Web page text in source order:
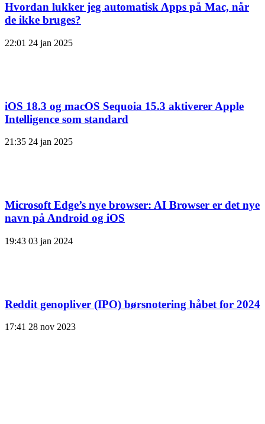
Hvordan lukker jeg automatisk Apps på Mac, når
de ikke bruges?
22:01 24 jan 2025
iOS 18.3 og macOS Sequoia 15.3 aktiverer Apple
Intelligence som standard
21:35 24 jan 2025
Microsoft Edge’s nye browser: AI Browser er det nye
navn på Android og iOS
19:43 03 jan 2024
Reddit genopliver (IPO) børsnotering håbet for 2024
17:41 28 nov 2023